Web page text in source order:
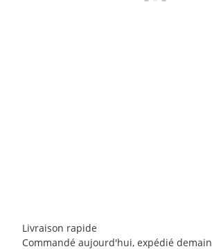
Livraison rapide
Commandé aujourd'hui, expédié demain